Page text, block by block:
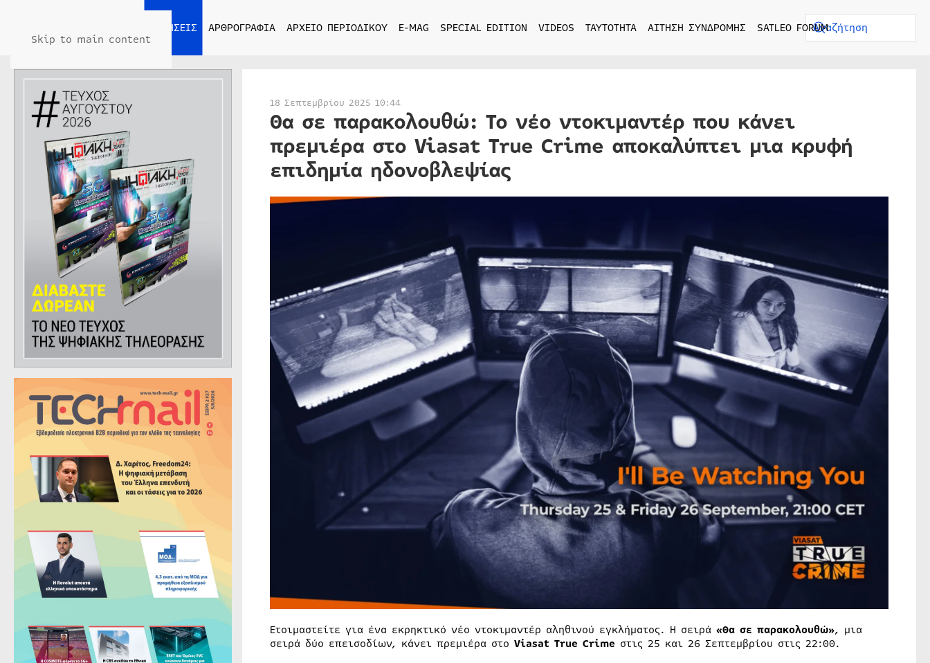
Skip to main content
ΕΙΔΗΣΕΙΣ ΑΡΘΡΟΓΡΑΦΙΑ ΑΡΧΕΙΟ ΠΕΡΙΟΔΙΚΟΥ E-MAG SPECIAL EDITION VIDEOS ΤΑΥΤΟΤΗΤΑ ΑΙΤΗΣΗ ΣΥΝΔΡΟΜΗΣ SATLEO FORUM
18 Σεπτεμβρίου 2025 10:44
Θα σε παρακολουθώ: Το νέο ντοκιμαντέρ που κάνει
πρεμιέρα στο Viasat True Crime αποκαλύπτει μια κρυφή
επιδημία ηδονοβλεψίας
Ετοιμαστείτε για ένα εκρηκτικό νέο ντοκιμαντέρ αληθινού εγκλήματος. Η σειρά «Θα σε παρακολουθώ», μια
σειρά δύο επεισοδίων, κάνει πρεμιέρα στο Viasat True Crime στις 25 και 26 Σεπτεμβρίου στις 22:00.